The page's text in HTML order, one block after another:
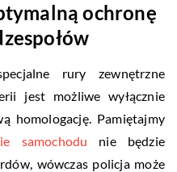
ochronę
rury zewnętrzne
jest możliwe wyłącznie
homologację. Pamiętajmy
samochodu nie będzie
wówczas policja może